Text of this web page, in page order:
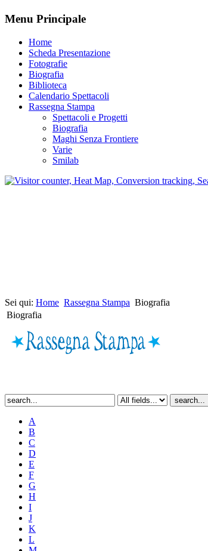
Menu Principale
Home
Scheda Presentazione
Fotografie
Biografia
Biblioteca
Calendario Spettacoli
Rassegna Stampa
Spettacoli e Progetti
Biografia
Maghi Senza Frontiere
Varie
Smilab
Sei qui: Home Rassegna Stampa Biografia
Biografia
A
B
C
D
E
F
G
H
I
J
K
L